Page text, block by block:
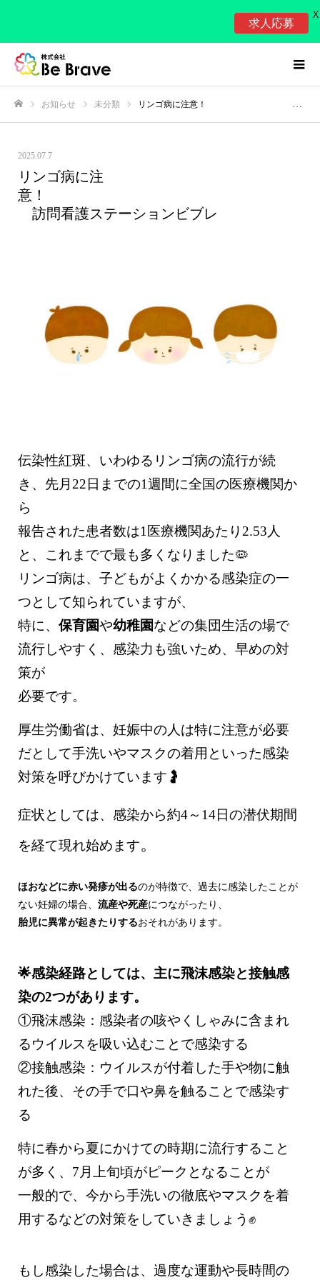
お知らせ 未分類 リンゴ病に注意！ 訪問看護ステーションビブレ
2025.07.7
リンゴ病に注
意！
訪問看護ステーションビブレ
伝染性紅斑、いわゆるリンゴ病の流行が続
き、先月22日までの1週間に全国の医療機関か
ら
報告された患者数は1医療機関あたり2.53人
と、これまでで最も多くなりました🦠
リンゴ病は、子どもがよくかかる感染症の一
つとして知られていますが、
特に、 保育園や幼稚園などの集団生活の場で
流行しやすく、感染力も強いため、早めの対
策が
必要です。
厚生労働省は、妊娠中の人は特に注意が必要
だとして手洗いやマスクの着用といった感染
対策を呼びかけています🤰
症状としては、感染から約4～14日の潜伏期間
を経て現れ始めます。
ほおなどに赤い発疹が出るのが特徴で、過去に感染したことが
ない妊婦の場合、 流産や死産につながったり、
胎児に異常が起きたりするおそれがあります。
🌟感染経路としては、主に飛沫感染と接触感
染の2つがあります。
①飛沫感染：感染者の咳やくしゃみに含まれ
るウイルスを吸い込むことで感染する
②接触感染：ウイルスが付着した手や物に触
れた後、その手で口や鼻を触ることで感染す
る
特に春から夏にかけての時期に流行すること
が多く、7月上旬頃がピークとなることが
一般的で、今から手洗いの徹底やマスクを着
用するなどの対策をしていきましょう✊
もし感染した場合は、過度な運動や長時間の
求人応募
X